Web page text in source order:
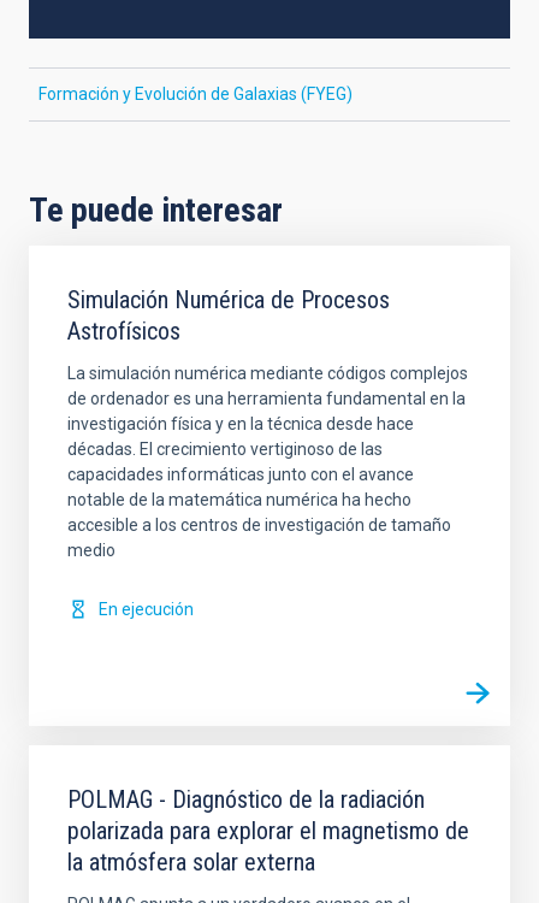
Formación y Evolución de Galaxias (FYEG)
Te puede interesar
Simulación Numérica de Procesos
Astrofísicos
La simulación numérica mediante códigos complejos
de ordenador es una herramienta fundamental en la
investigación física y en la técnica desde hace
décadas. El crecimiento vertiginoso de las
capacidades informáticas junto con el avance
notable de la matemática numérica ha hecho
accesible a los centros de investigación de tamaño
medio
En ejecución
POLMAG - Diagnóstico de la radiación
polarizada para explorar el magnetismo de
la atmósfera solar externa